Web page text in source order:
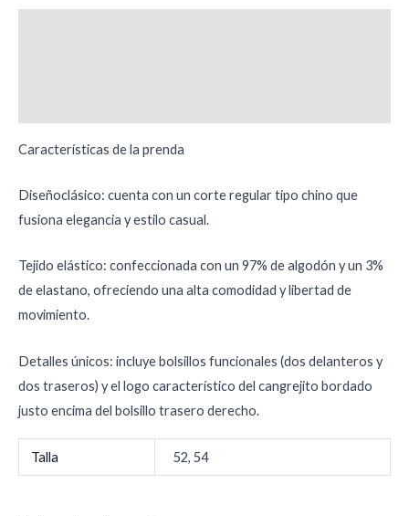
Características de la prenda
Diseñoclásico: cuenta con un corte regular tipo chino que
fusiona elegancia y estilo casual.
Tejido elástico: confeccionada con un 97% de algodón y un 3%
de elastano, ofreciendo una alta comodidad y libertad de
movimiento.
Detalles únicos: incluye bolsillos funcionales (dos delanteros y
dos traseros) y el logo característico del cangrejito bordado
justo encima del bolsillo trasero derecho.
Talla 52, 54